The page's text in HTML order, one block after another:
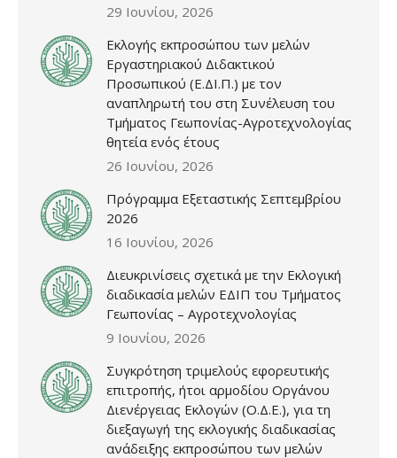
29 Ιουνίου, 2026
Εκλογής εκπροσώπου των μελών
Εργαστηριακού Διδακτικού
Προσωπικού (Ε.ΔΙ.Π.) με τον
αναπληρωτή του στη Συνέλευση του
Τμήματος Γεωπονίας-Αγροτεχνολογίας
θητεία ενός έτους
26 Ιουνίου, 2026
Πρόγραμμα Εξεταστικής Σεπτεμβρίου
2026
16 Ιουνίου, 2026
Διευκρινίσεις σχετικά με την Εκλογική
διαδικασία μελών ΕΔΙΠ του Τμήματος
Γεωπονίας – Αγροτεχνολογίας
9 Ιουνίου, 2026
Συγκρότηση τριμελούς εφορευτικής
επιτροπής, ήτοι αρμοδίου Οργάνου
Διενέργειας Εκλογών (Ο.Δ.Ε.), για τη
διεξαγωγή της εκλογικής διαδικασίας
ανάδειξης εκπροσώπου των μελών